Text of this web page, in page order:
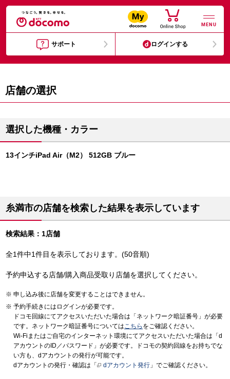
MENU
サポート ログインする
店舗の選択
選択した機種・カラー
13インチiPad Air（M2） 512GB ブルー
糸満市の店舗を検索した結果を表示しています
検索結果：1店舗
全1件中1件目を表示しております。(50音順)
予約申込する店舗/購入商品受取り店舗を選択してください。
申し込み後に店舗を変更することはできません。
予約手続きにはログインが必要です。
ドコモ回線にてアクセスいただいた場合は「ネットワーク暗証番号」が必要
です。ネットワーク暗証番号についてはこちら をご確認ください。
Wi-Fiまたはご自宅のインターネット環境にてアクセスいただいた場合は「d
アカウントのID／パスワード」が必要です。ドコモの契約回線をお持ちでな
い方も、dアカウントの発行が可能です。
dアカウントの発行・確認は「
dアカウント発行 」でご確認ください。